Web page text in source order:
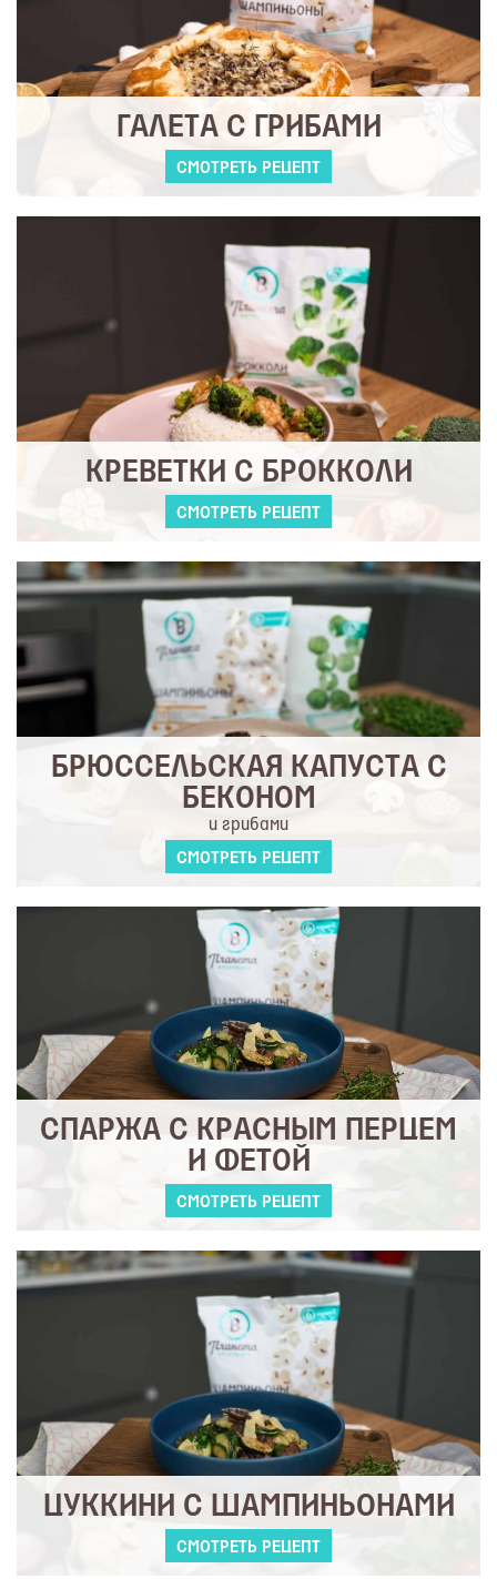
ГАЛЕТА С ГРИБАМИ
СМОТРЕТЬ РЕЦЕПТ
КРЕВЕТКИ С БРОККОЛИ
СМОТРЕТЬ РЕЦЕПТ
БРЮССЕЛЬСКАЯ КАПУСТА С
БЕКОНОМ
и грибами
СМОТРЕТЬ РЕЦЕПТ
СПАРЖА С КРАСНЫМ ПЕРЦЕМ
И ФЕТОЙ
СМОТРЕТЬ РЕЦЕПТ
ЦУККИНИ С ШАМПИНЬОНАМИ
СМОТРЕТЬ РЕЦЕПТ